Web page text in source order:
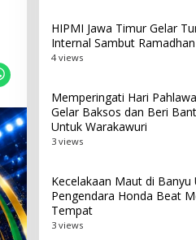
HIPMI Jawa Timur Gelar
Internal Sambut Ramadhan
4 views
Memperingati Hari
Gelar Baksos dan Beri
Untuk Warakawuri
3 views
Kecelakaan Maut di Banyu
Pengendara Honda Beat
Tempat
3 views